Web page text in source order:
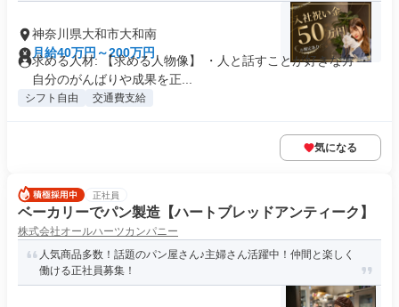
神奈川県大和市大和南
月給40万円～200万円
求める人材: 【求める人物像】 ・人と話すことが好きな方 ・
自分のがんばりや成果を正...
シフト自由 交通費支給
気になる
正社員
ベーカリーでパン製造【ハートブレッドアンティーク】
株式会社オールハーツカンパニー
人気商品多数！話題のパン屋さん♪主婦さん活躍中！仲間と楽しく
働ける正社員募集！